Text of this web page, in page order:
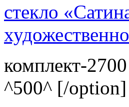
комплект-
^500^ [/